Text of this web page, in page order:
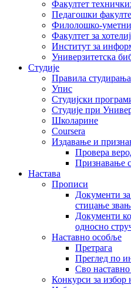
Факултет
Педагошки
Филолошко-
Факултет за
Институт за
Универзитетска
Студије
Правила студирања
Упис
Студијски
Студије при
Школарине
Coursera
Издавање и
Провера
Признавање
Настава
Прописи
Документи
стицање
Документи
односно
Наставно особље
Претрага
Преглед по
Сво
Конкурси за избор